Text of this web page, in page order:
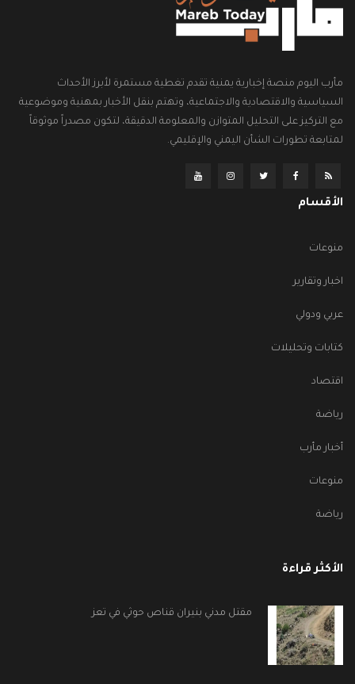
مأرب اليوم منصة إخبارية يمنية تقدم تغطية مستمرة لأبرز الأحداث
السياسية والاقتصادية والاجتماعية، وتهتم بنقل الأخبار بمهنية وموضوعية
مع التركيز على التحليل المتوازن والمعلومة الدقيقة، لتكون مصدراً موثوقاً
لمتابعة تطورات الشأن اليمني والإقليمي.
الأقسام
منوعات
اخبار وتقارير
عربي ودولي
كتابات وتحليلات
اقتصاد
رياضة
أخبار مأرب
منوعات
رياضة
الأكثر قراءة
مقتل مدني بنيران قناص حوثي في تعز